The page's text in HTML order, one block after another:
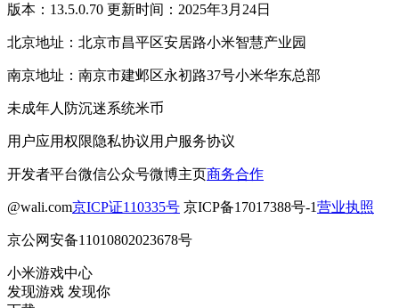
版本：13.5.0.70 更新时间：2025年3月24日
北京地址：北京市昌平区安居路小米智慧产业园
南京地址：南京市建邺区永初路37号小米华东总部
未成年人防沉迷系统米币
用户应用权限隐私协议用户服务协议
开发者平台微信公众号微博主页商务合作
@wali.com京ICP证110335号 京ICP备17017388号-1营业执照
京公网安备11010802023678号
小米游戏中心
发现游戏 发现你